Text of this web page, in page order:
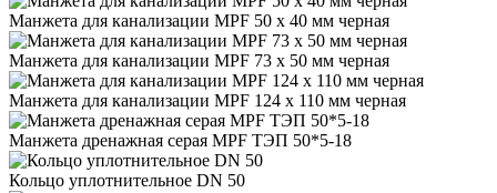
Манжета для канализации MPF 50 х 40 мм черная
Манжета для канализации MPF 73 х 50 мм черная
Манжета для канализации MPF 124 х 110 мм черная
Манжета дренажная серая MPF ТЭП 50*5-18
Кольцо уплотнительное DN 50